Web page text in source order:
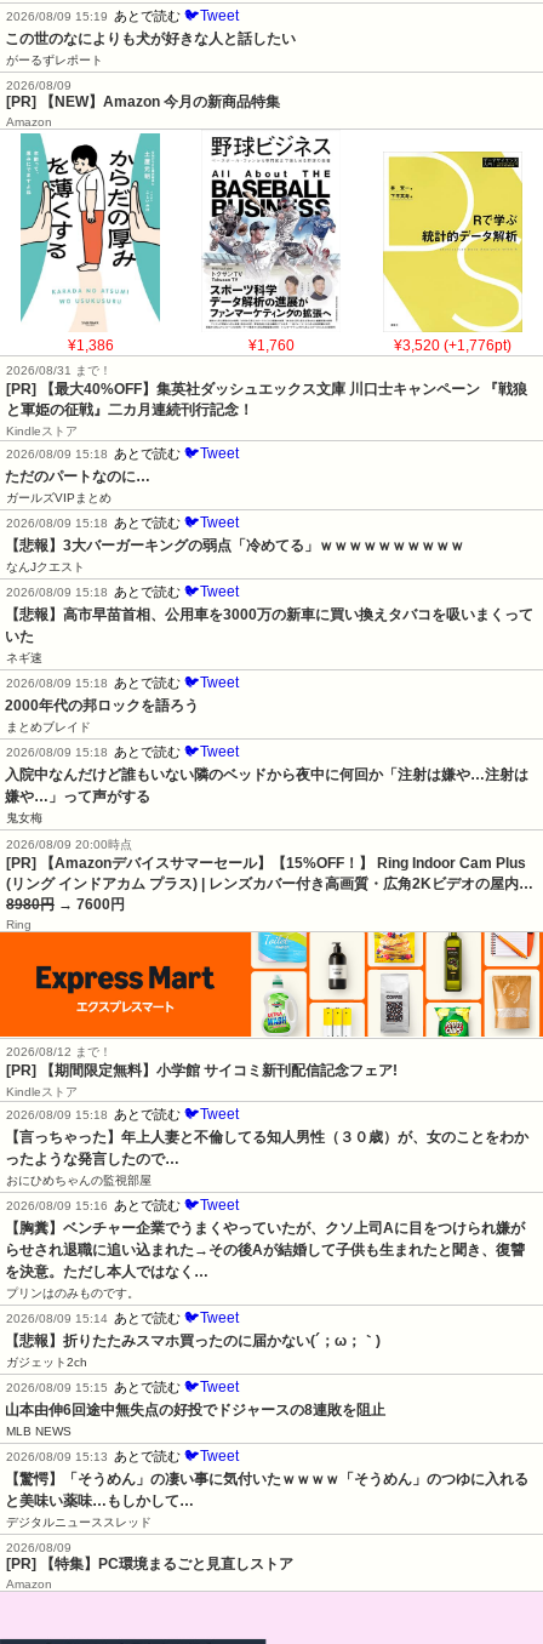
2026/08/09 15:19
あとで読む 🐦Tweet
この世のなによりも犬が好きな人と話したい
がーるずレポート
2026/08/09
[PR] 【NEW】Amazon 今月の新商品特集
Amazon
¥1,386 ¥1,760 ¥3,520 (+1,776pt)
2026/08/31 まで！
[PR]
【最大40%OFF】集英社ダッシュエックス文庫 川口士キャンペーン 『戦狼
と軍姫の征戦』二カ月連続刊行記念！
Kindleストア
2026/08/09 15:18
あとで読む 🐦Tweet
ただのパートなのに…
ガールズVIPまとめ
2026/08/09 15:18
あとで読む 🐦Tweet
【悲報】3大バーガーキングの弱点「冷めてる」ｗｗｗｗｗｗｗｗｗｗ
なんJクエスト
2026/08/09 15:18
あとで読む 🐦Tweet
【悲報】高市早苗首相、公用車を3000万の新車に買い換えタバコを吸いまくって
いた
ネギ速
2026/08/09 15:18
あとで読む 🐦Tweet
2000年代の邦ロックを語ろう
まとめブレイド
2026/08/09 15:18
あとで読む 🐦Tweet
入院中なんだけど誰もいない隣のベッドから夜中に何回か「注射は嫌や…注射は
嫌や…」って声がする
鬼女梅
2026/08/09 20:00時点
[PR] 【Amazonデバイスサマーセール】【15%OFF！】 Ring Indoor Cam Plus
(リング インドアカム プラス) | レンズカバー付き高画質・広角2Kビデオの屋内…
8980円 → 7600円
Ring
2026/08/12 まで！
[PR] 【期間限定無料】小学館 サイコミ新刊配信記念フェア!
Kindleストア
2026/08/09 15:18
あとで読む 🐦Tweet
【言っちゃった】年上人妻と不倫してる知人男性（３０歳）が、女のことをわか
ったような発言したので…
おにひめちゃんの監視部屋
2026/08/09 15:16
あとで読む 🐦Tweet
【胸糞】ベンチャー企業でうまくやっていたが、クソ上司Aに目をつけられ嫌が
らせされ退職に追い込まれた→その後Aが結婚して子供も生まれたと聞き、復讐
を決意。ただし本人ではなく…
プリンはのみものです。
2026/08/09 15:14 あとで読む 🐦Tweet
【悲報】折りたたみスマホ買ったのに届かない(´；ω；｀)
ガジェット2ch
2026/08/09 15:15
あとで読む 🐦Tweet
山本由伸6回途中無失点の好投でドジャースの8連敗を阻止
MLB NEWS
2026/08/09 15:13
あとで読む 🐦Tweet
【驚愕】「そうめん」の凄い事に気付いたｗｗｗｗ「そうめん」のつゆに入れる
と美味い薬味…もしかして…
デジタルニューススレッド
2026/08/09
[PR] 【特集】PC環境まるごと見直しストア
Amazon